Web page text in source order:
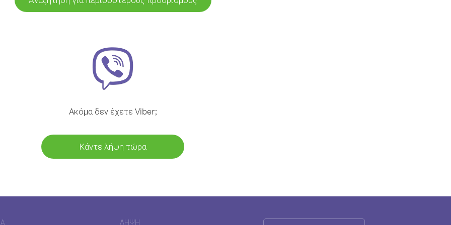
Ακόμα δεν έχετε Viber;
Κάντε λήψη τώρα
ΛΉΨΗ